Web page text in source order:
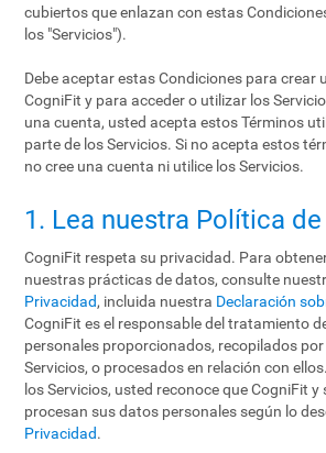
cubiertos que enlazan con estas
los "Servicios").
Debe aceptar estas Condiciones para crear
CogniFit y para acceder o utilizar los
una cuenta, usted acepta estos Términos
parte de los Servicios. Si no acepta estos
no cree una cuenta ni utilice los Servicios.
1. Lea nuestra Política
CogniFit respeta su privacidad. Para
nuestras prácticas de datos, consulte
Privacidad, incluida nuestra Declaración
CogniFit es el responsable del tratamiento
personales proporcionados, recopilados
Servicios, o procesados en relación con
los Servicios, usted reconoce que CogniFit
procesan sus datos personales según lo
Privacidad.